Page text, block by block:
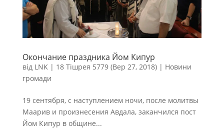
Окончание праздника Йом Кипур
від LNK| 18 Тішрея 5779 (Вер 27, 2018)| Новини
громади
19 сентября, с наступлением ночи, после молитвы
Маарив и произнесения Авдала, заканчился пост
Йом Кипур в общине...